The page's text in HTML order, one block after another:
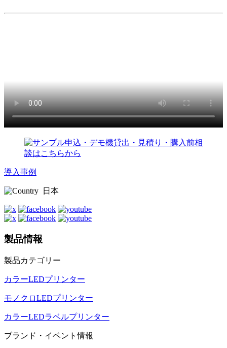
導入事例
日本
製品情報
製品カテゴリー
カラーLEDプリンター
モノクロLEDプリンター
カラーLEDラベルプリンター
ブランド・イベント情報